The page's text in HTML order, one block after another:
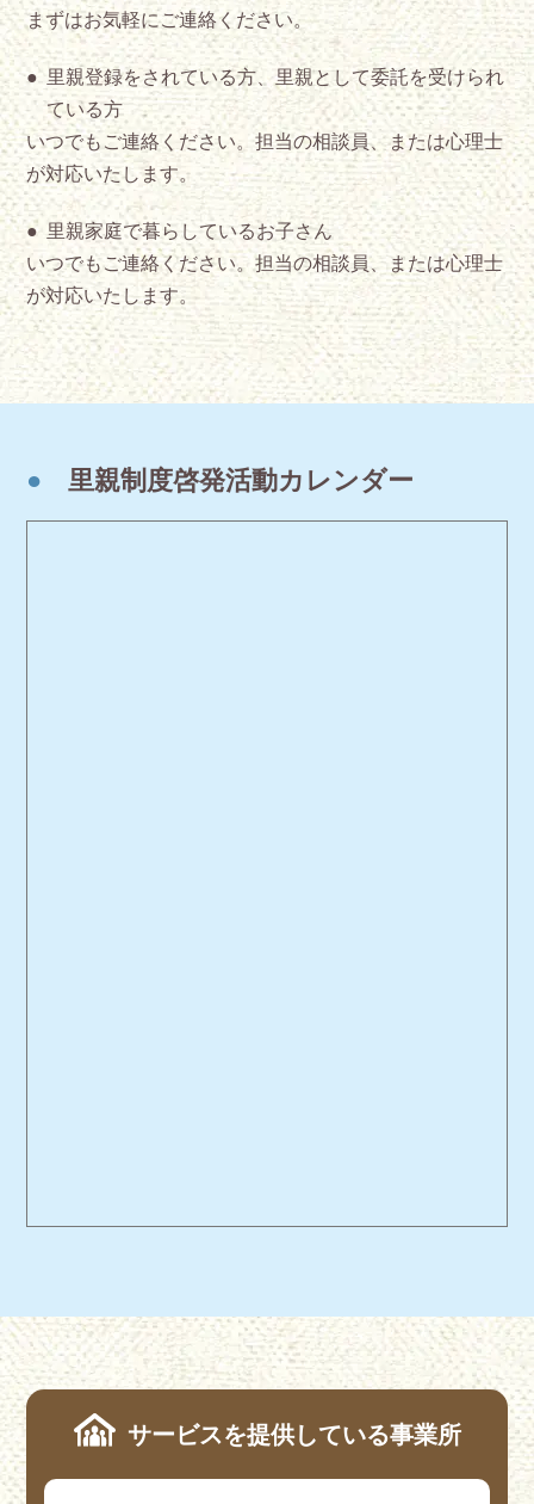
まずはお気軽にご連絡ください。
里親登録をされている方、里親として委託を受けられ
ている方
いつでもご連絡ください。担当の相談員、または心理士
が対応いたします。
里親家庭で暮らしているお子さん
いつでもご連絡ください。担当の相談員、または心理士
が対応いたします。
● 里親制度啓発活動カレンダー
サービスを提供している事業所